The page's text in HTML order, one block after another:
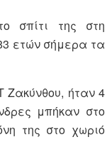
σπίτι της στη
ετών σήμερα τα
ήταν 4
μπήκαν στο
της στο χωριό